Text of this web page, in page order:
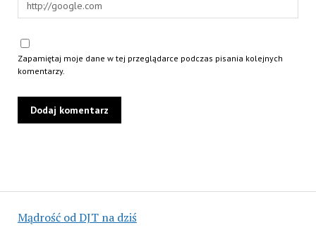
Mądrość od DJT na dziś
Zapamiętaj moje dane w tej przeglądarce podczas pisania kolejnych
komentarzy.